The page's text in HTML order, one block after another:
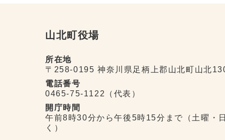
山北町役場
所在地
〒258-0195 神奈川県足柄上郡山北町山北
電話番号
0465-75-1122（代表）
開庁時間
午前8時30分から午後5時15分まで（土曜・
く）